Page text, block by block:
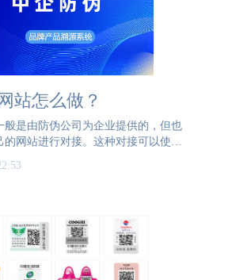
站怎么做？
般是由防伪公司为企业提供的，但也
的网站进行对接。这种对接可以使企
防伪验证功能，提升用户体验和品
是对接的一般步骤：1、技术对接：